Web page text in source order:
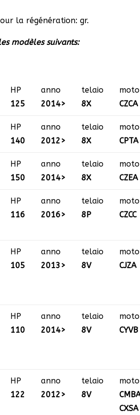
la régénération: gr.
modèles suivants:
HP
125
anno
2014>
telaio
8X
CZCA
HP
140
anno
2012>
telaio
8X
CPTA
HP
150
anno
2014>
telaio
8X
CZEA
HP
116
anno
2016>
telaio
8P
CZCC
HP
105
anno
2013>
telaio
8V
CJZA
HP
110
anno
2014>
telaio
8V
CYVB
HP
122
anno
2012>
telaio
8V
CXSA